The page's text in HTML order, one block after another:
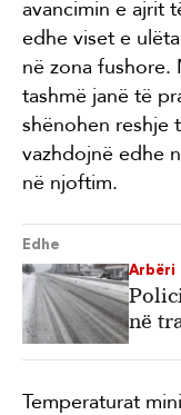
avancimin e ajrit
edhe viset e
në zona fushore.
tashmë janë të
shënohen reshje
vazhdojnë edhe
në njoftim.
Edhe
Arbëri
në
Temperaturat